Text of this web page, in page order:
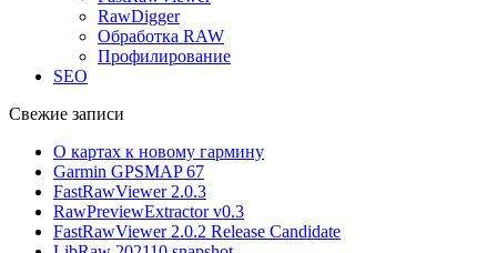
RawDigger
Обработка RAW
Профилирование
SEO
Свежие записи
О картах к новому гармину
Garmin GPSMAP 67
FastRawViewer 2.0.3
RawPreviewExtractor v0.3
FastRawViewer 2.0.2 Release Candidate